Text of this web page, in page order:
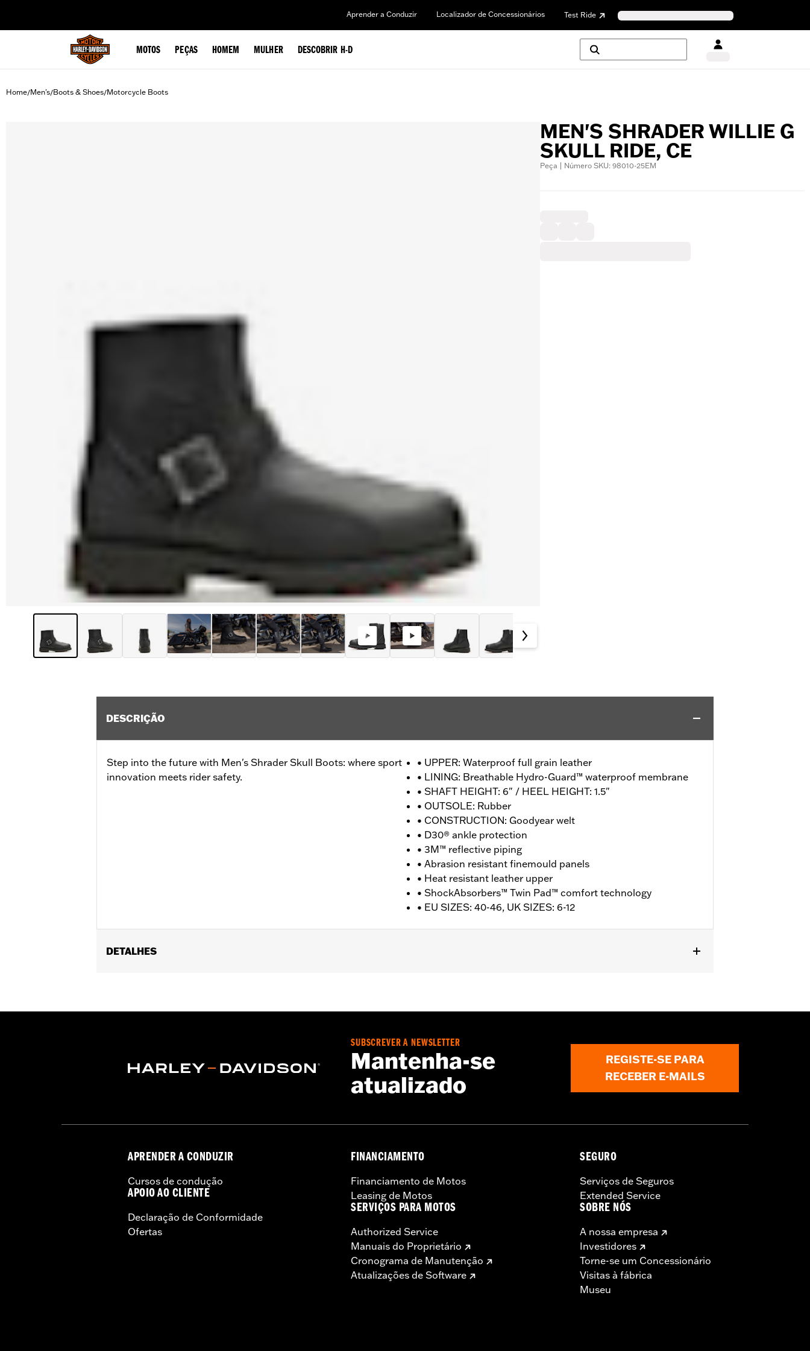
Aprender a Conduzir Localizador de Concessionários Test Ride
MOTOS PEÇAS HOMEM MULHER DESCOBRIR H-D
Home/Men's/Boots & Shoes/Motorcycle Boots
MEN'S SHRADER WILLIE G
SKULL RIDE, CE
Peça | Número SKU: 98010-25EM
DESCRIÇÃO
Step into the future with Men's Shrader Skull Boots: where sport
innovation meets rider safety.
• UPPER: Waterproof full grain leather
• LINING: Breathable Hydro-Guard™ waterproof membrane
• SHAFT HEIGHT: 6" / HEEL HEIGHT: 1.5"
• OUTSOLE: Rubber
• CONSTRUCTION: Goodyear welt
• D30® ankle protection
• 3M™ reflective piping
• Abrasion resistant finemould panels
• Heat resistant leather upper
• ShockAbsorbers™ Twin Pad™ comfort technology
• EU SIZES: 40-46, UK SIZES: 6-12
DETALHES
Origin:Imported
SUBSCREVER A NEWSLETTER
Mantenha-se
atualizado
REGISTE-SE PARA
RECEBER E-MAILS
APRENDER A CONDUZIR
Cursos de condução
APOIO AO CLIENTE
Declaração de Conformidade
Ofertas
FINANCIAMENTO
Financiamento de Motos
Leasing de Motos
SERVIÇOS PARA MOTOS
Authorized Service
Manuais do Proprietário
Cronograma de Manutenção
Atualizações de Software
SEGURO
Serviços de Seguros
Extended Service
SOBRE NÓS
A nossa empresa
Investidores
Torne-se um Concessionário
Visitas à fábrica
Museu